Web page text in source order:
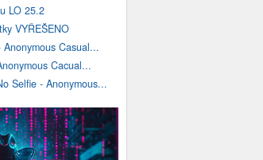
LO 25.2
VYŘEŠENO
Casual...
Cacual...
Selfie - Anonymous...